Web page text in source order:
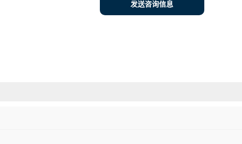
发送咨询信息